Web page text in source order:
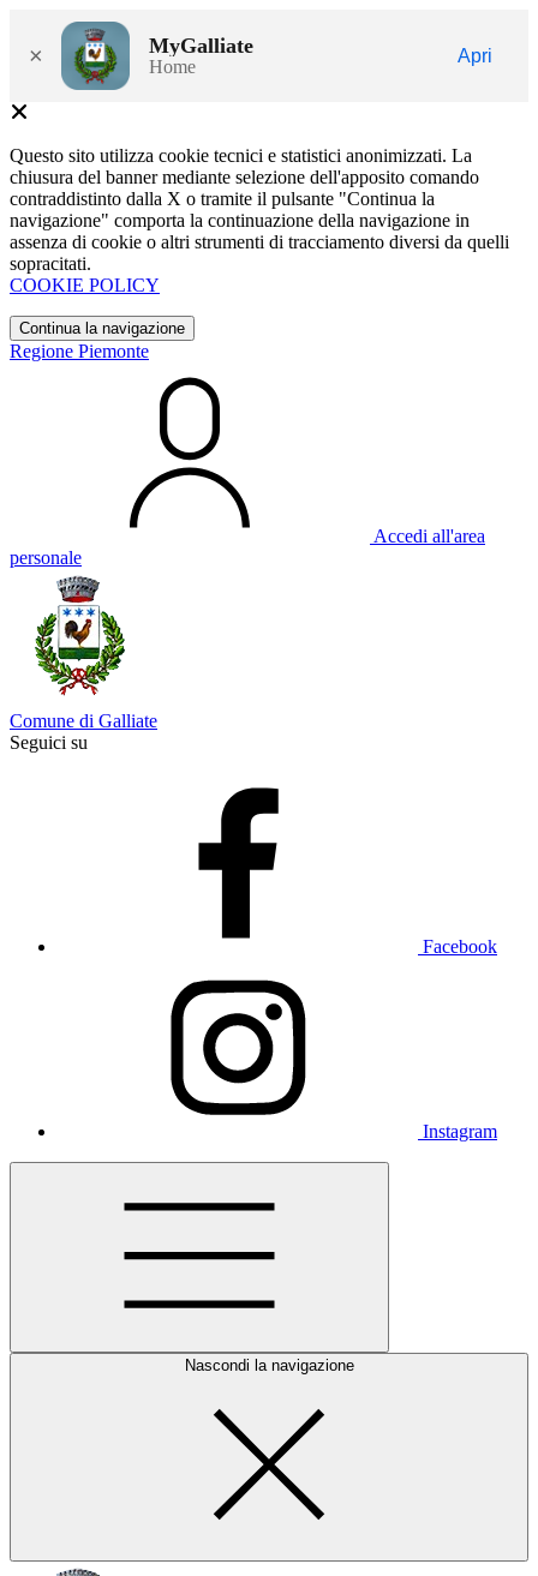
× MyGalliate
Home
Apri
Questo sito utilizza cookie tecnici e statistici anonimizzati. La
chiusura del banner mediante selezione dell'apposito comando
contraddistinto dalla X o tramite il pulsante "Continua la
navigazione" comporta la continuazione della navigazione in
assenza di cookie o altri strumenti di tracciamento diversi da quelli
sopracitati.
COOKIE POLICY
Continua la navigazione
Regione Piemonte
Accedi all'area
personale
Comune di Galliate
Seguici su
Facebook
Instagram
Nascondi la navigazione